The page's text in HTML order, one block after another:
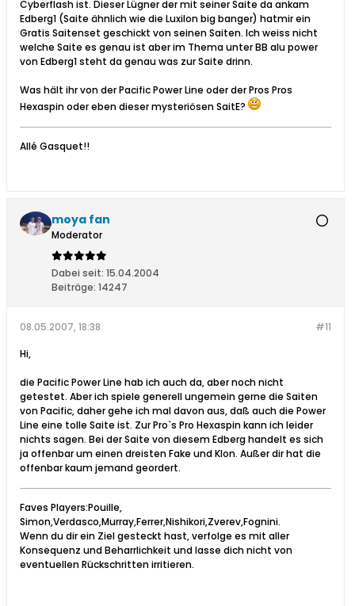
Cyberflash ist. Dieser Lügner der mit seiner Saite da ankam
Edberg1 (Saite ähnlich wie die Luxilon big banger) hatmir ein
Gratis Saitenset geschickt von seinen Saiten. Ich weiss nicht
welche Saite es genau ist aber im Thema unter BB alu power
von Edberg1 steht da genau was zur Saite drinn.
Was hält ihr von der Pacific Power Line oder der Pros Pros
Hexaspin oder eben dieser mysteriösen SaitE?
Allé Gasquet!!
moya fan
Moderator
Dabei seit: 15.04.2004
Beiträge: 14247
#11
08.05.2007, 18:38
Hi,
die Pacific Power Line hab ich auch da, aber noch nicht
getestet. Aber ich spiele generell ungemein gerne die Saiten
von Pacific, daher gehe ich mal davon aus, daß auch die Power
Line eine tolle Saite ist. Zur Pro`s Pro Hexaspin kann ich leider
nichts sagen. Bei der Saite von diesem Edberg handelt es sich
ja offenbar um einen dreisten Fake und Klon. Außer dir hat die
offenbar kaum jemand geordert.
Faves Players:Pouille,
Simon,Verdasco,Murray,Ferrer,Nishikori,Zverev,Fognini.
Wenn du dir ein Ziel gesteckt hast, verfolge es mit aller
Konsequenz und Beharrlichkeit und lasse dich nicht von
eventuellen Rückschritten irritieren.